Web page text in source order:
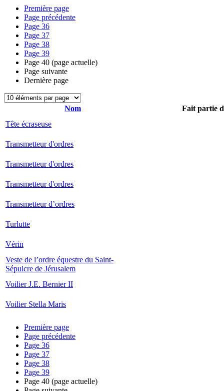
Première page
Page précédente
Page 36
Page 37
Page 38
Page 39
Page 40 (page actuelle)
Page suivante
Dernière page
Nom
Fait partie
Tête écraseuse
Transmetteur d'ordres
Transmetteur d'ordres
Transmetteur d'ordres
Transmetteur d’ordres
Turlutte
Vérin
Veste de l’ordre équestre du Saint-
Sépulcre de Jérusalem
Voilier J.E. Bernier II
Voilier Stella Maris
Première page
Page précédente
Page 36
Page 37
Page 38
Page 39
Page 40 (page actuelle)